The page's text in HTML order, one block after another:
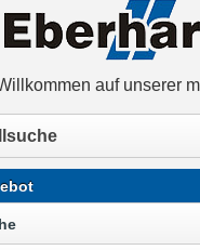
auf unserer